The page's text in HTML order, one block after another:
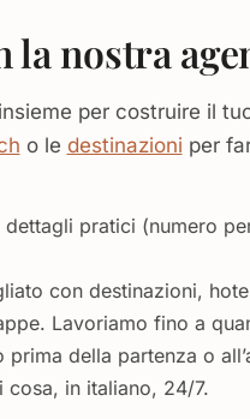
la nostra
per costruire il
o le destinazioni per
pratici (numero
con destinazioni,
Lavoriamo fino a
della partenza o
cosa, in italiano, 24/7.